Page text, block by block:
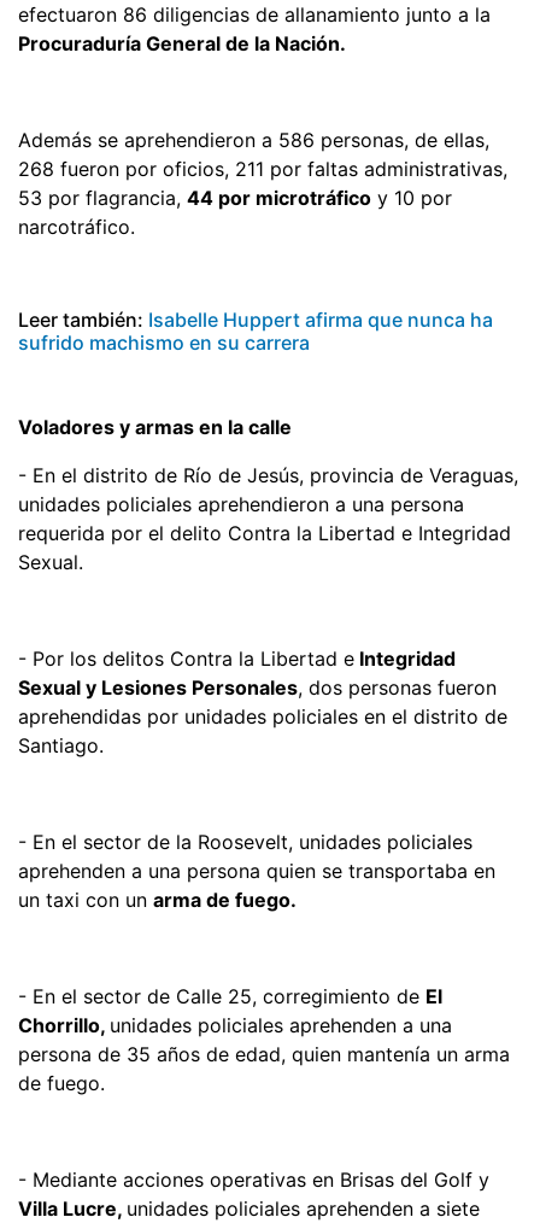
efectuaron 86 diligencias de allanamiento junto a la
Procuraduría General de la Nación.
Además se aprehendieron a 586 personas, de ellas,
268 fueron por oficios, 211 por faltas administrativas,
53 por flagrancia, 44 por microtráfico y 10 por
narcotráfico.
Leer también: Isabelle Huppert afirma que nunca ha
sufrido machismo en su carrera
Voladores y armas en la calle
- En el distrito de Río de Jesús, provincia de Veraguas,
unidades policiales aprehendieron a una persona
requerida por el delito Contra la Libertad e Integridad
Sexual.
- Por los delitos Contra la Libertad e Integridad
Sexual y Lesiones Personales, dos personas fueron
aprehendidas por unidades policiales en el distrito de
Santiago.
- En el sector de la Roosevelt, unidades policiales
aprehenden a una persona quien se transportaba en
un taxi con un arma de fuego.
- En el sector de Calle 25, corregimiento de El
Chorrillo, unidades policiales aprehenden a una
persona de 35 años de edad, quien mantenía un arma
de fuego.
- Mediante acciones operativas en Brisas del Golf y
Villa Lucre, unidades policiales aprehenden a siete